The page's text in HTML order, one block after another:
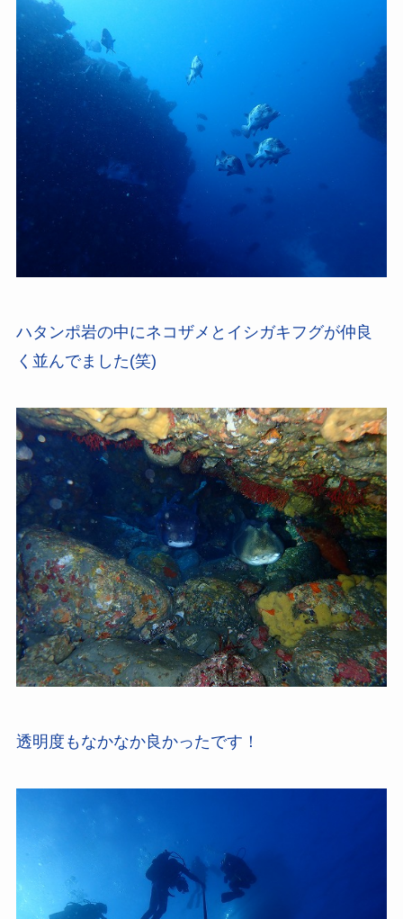
ハタンポ岩の中にネコザメとイシガキフグが仲良
く並んでました(笑)
透明度もなかなか良かったです！